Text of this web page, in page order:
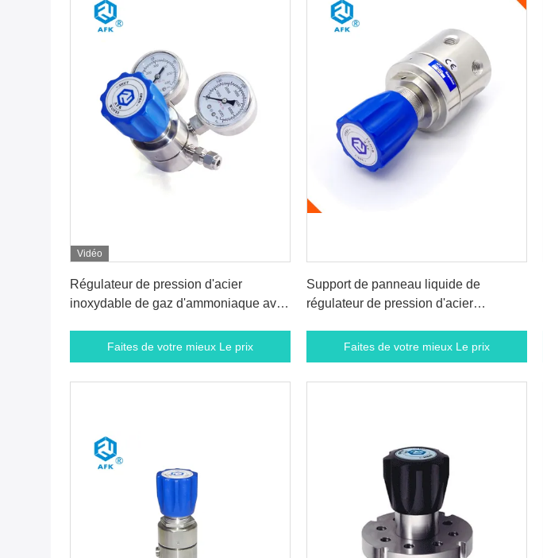
Vidéo
Régulateur de pression d'acier
inoxydable de gaz d'ammoniaque avec
Faites de votre mieux Le prix
Support de panneau liquide de
régulateur de pression d'acier
mesureFaites de votre mieux Le prix